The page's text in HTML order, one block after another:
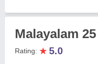
Malayalam
Rating: ★5.0